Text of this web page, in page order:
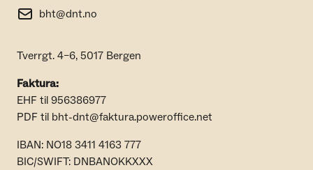
bht@dnt.no
Tverrgt. 4–6, 5017 Bergen
Faktura:
EHF til 956386977
PDF til bht-dnt@faktura.poweroffice.net
IBAN: NO18 3411 4163 777
BIC/SWIFT: DNBANOKKXXX